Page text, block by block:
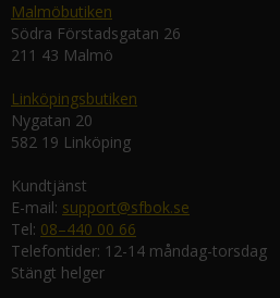
Malmöbutiken
Södra Förstadsgatan 26
211 43 Malmö
Linköpingsbutiken
Nygatan 20
582 19 Linköping
Kundtjänst
E-mail: support@sfbok.se
Tel: 08–440 00 66
Telefontider: 12-14 måndag-torsdag
Stängt helger